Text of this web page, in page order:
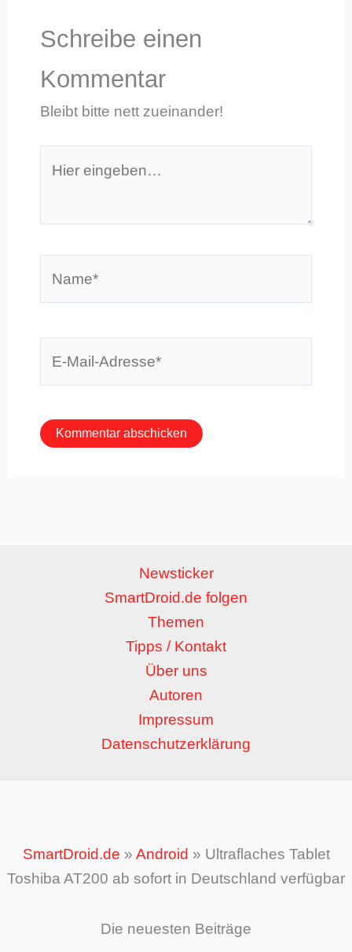
Schreibe einen
Kommentar
Bleibt bitte nett zueinander!
eingeben…
Newsticker
SmartDroid.de folgen
Themen
Tipps / Kontakt
Über uns
Autoren
Impressum
Datenschutzerklärung
SmartDroid.de » Android » Ultraflaches Tablet
Toshiba AT200 ab sofort in Deutschland verfügbar
Die neuesten Beiträge